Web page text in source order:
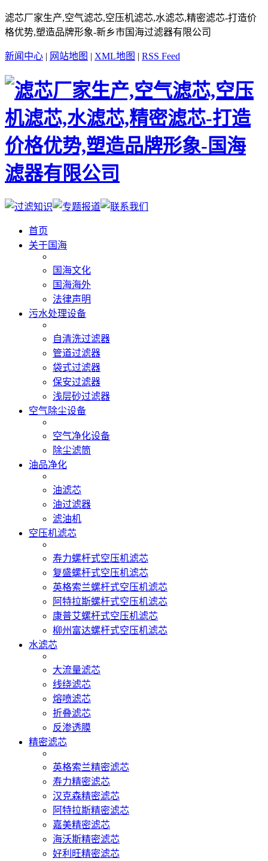
滤芯厂家生产,空气滤芯,空压机滤芯,水滤芯,精密滤芯-打造价
格优势,塑造品牌形象-新乡市国海过滤器有限公司
新闻中心 | 网站地图 | XML地图 | RSS Feed
首页
关于国海
国海文化
国海海外
法律声明
污水处理设备
自清洗过滤器
管道过滤器
袋式过滤器
保安过滤器
浅层砂过滤器
空气除尘设备
空气净化设备
除尘滤筒
油品净化
油滤芯
油过滤器
滤油机
空压机滤芯
寿力螺杆式空压机滤芯
复盛螺杆式空压机滤芯
英格索兰螺杆式空压机滤芯
阿特拉斯螺杆式空压机滤芯
康普艾螺杆式空压机滤芯
柳州富达螺杆式空压机滤芯
水滤芯
大流量滤芯
线绕滤芯
熔喷滤芯
折叠滤芯
反渗透膜
精密滤芯
英格索兰精密滤芯
寿力精密滤芯
汉克森精密滤芯
阿特拉斯精密滤芯
嘉美精密滤芯
海沃斯精密滤芯
好利旺精密滤芯